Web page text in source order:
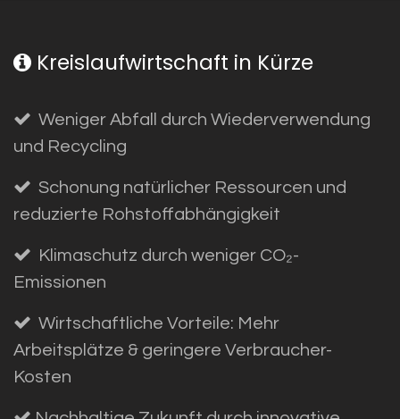
Kreislaufwirtschaft in Kürze
Weniger Abfall
durch Wiederverwendung
und Recycling
Schonung natürlicher Ressourcen und
reduzierte Rohstoffabhängigkeit
Klimaschutz durch weniger CO₂-
Emissionen
Wirtschaftliche Vorteile: Mehr
Arbeitsplätze & geringere Verbraucher-
Kosten